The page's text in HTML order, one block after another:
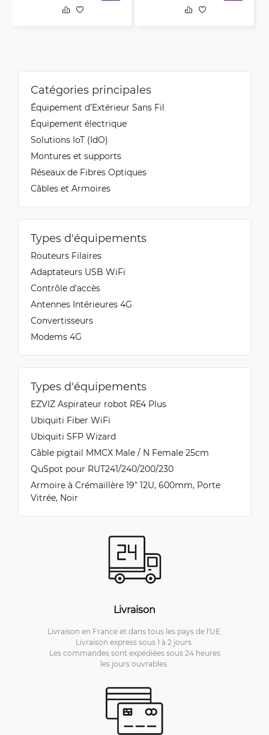
Catégories principales
Équipement d’Extérieur Sans Fil
Équipement électrique
Solutions IoT (IdO)
Montures et supports
Réseaux de Fibres Optiques
Câbles et Armoires
Types d'équipements
Routeurs Filaires
Adaptateurs USB WiFi
Contrôle d'accès
Antennes Intérieures 4G
Convertisseurs
Modems 4G
Types d'équipements
EZVIZ Aspirateur robot RE4 Plus
Ubiquiti Fiber WiFi
Ubiquiti SFP Wizard
Câble pigtail MMCX Male / N Female 25cm
QuSpot pour RUT241/240/200/230
Armoire à Crémaillère 19" 12U, 600mm, Porte
Vitrée, Noir
Livraison
Livraison en France et dans tous les pays de l'UE.
Livraison express sous 1 à 2 jours.
Les commandes sont expédiées sous 24 heures
les jours ouvrables.